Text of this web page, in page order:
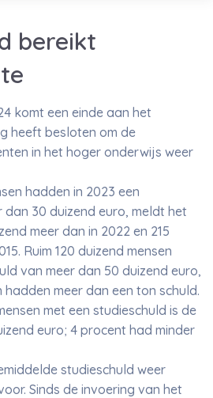
bereikt
komt een einde aan het
heeft besloten om de
in het hoger onderwijs weer
hadden in 2023 een
dan 30 duizend euro, meldt het
meer dan in 2022 en 215
Ruim 120 duizend mensen
van meer dan 50 duizend euro,
hadden meer dan een ton schuld.
met een studieschuld is de
euro; 4 procent had minder
studieschuld weer
Sinds de invoering van het